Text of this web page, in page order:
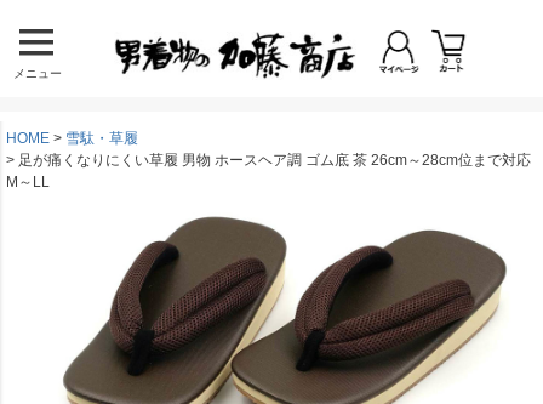
メニュー
HOME
雪駄・草履
足が痛くなりにくい草履 男物 ホースヘア調 ゴム底 茶 26cm～28cm位まで対応
M～LL